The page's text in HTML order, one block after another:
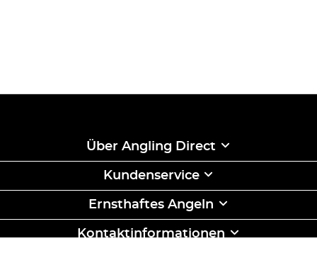
Über Angling Direct
Kundenservice
Ernsthaftes Angeln
Kontaktinformationen